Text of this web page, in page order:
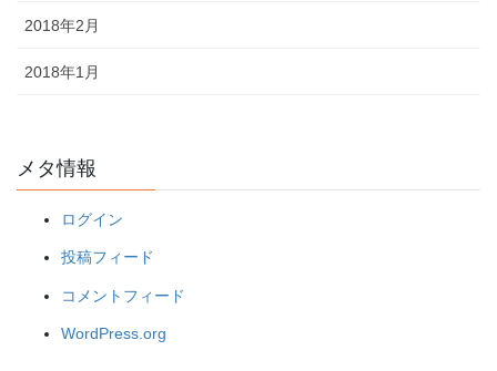
2018年2月
2018年1月
メタ情報
ログイン
投稿フィード
コメントフィード
WordPress.org